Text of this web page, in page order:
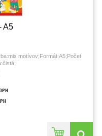
A5
motívov;Formát:A5;Počet